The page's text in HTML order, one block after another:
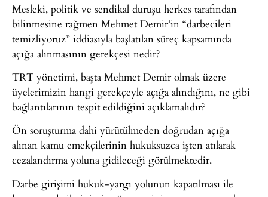
Mesleki, politik ve sendikal duruşu herkes tarafından
bilinmesine rağmen Mehmet Demir’in “darbecileri
temizliyoruz” iddiasıyla başlatılan süreç kapsamında
açığa alınmasının gerekçesi nedir?
TRT yönetimi, başta Mehmet Demir olmak üzere
üyelerimizin hangi gerekçeyle açığa alındığını, ne gibi
bağlantılarının tespit edildiğini açıklamalıdır?
Ön soruşturma dahi yürütülmeden doğrudan açığa
alınan kamu emekçilerinin hukuksuzca işten atılarak
cezalandırma yoluna gidileceği görülmektedir.
Darbe girişimi hukuk-yargı yolunun kapatılması ile